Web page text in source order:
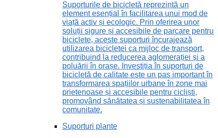
Suporturile de bicicletă reprezintă un
element esențial în facilitarea unui mod de
viață activ și ecologic. Prin oferirea unor
soluții sigure și accesibile de parcare pentru
biciclete, aceste suporturi încurajează
utilizarea bicicletei ca mijloc de transport,
contribuind la reducerea aglomerației și a
poluării în orașe. Investiția în suporturi de
bicicletă de calitate este un pas important în
transformarea spațiilor urbane în zone mai
prietenoase și accesibile pentru cicliști,
promovând sănătatea și sustenabilitatea în
comunitate.
Suporturi plante